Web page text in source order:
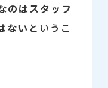
のはスタッフ
ない というこ